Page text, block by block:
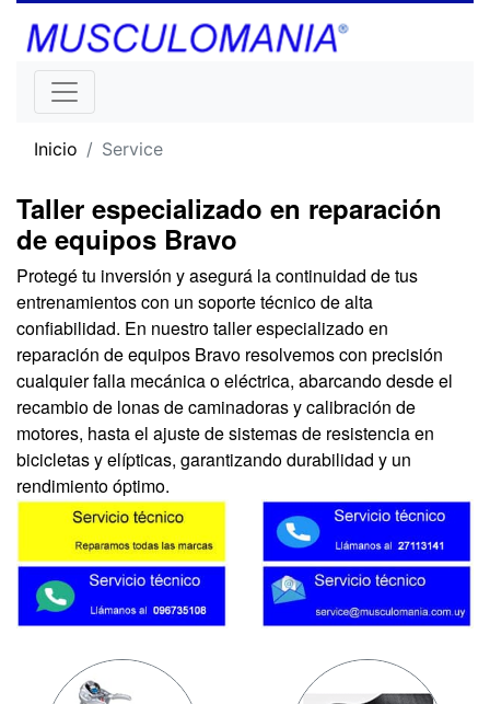
Inicio Service
Taller especializado en reparación
de equipos Bravo
Protegé tu inversión y asegurá la continuidad de tus
entrenamientos con un soporte técnico de alta
confiabilidad. En nuestro taller especializado en
reparación de equipos Bravo resolvemos con precisión
cualquier falla mecánica o eléctrica, abarcando desde el
recambio de lonas de caminadoras y calibración de
motores, hasta el ajuste de sistemas de resistencia en
bicicletas y elípticas, garantizando durabilidad y un
rendimiento óptimo.